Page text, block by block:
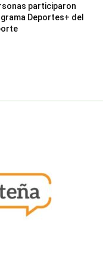
participaron
Deportes+ del